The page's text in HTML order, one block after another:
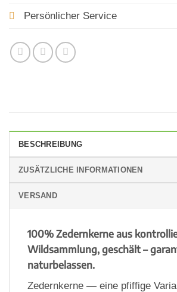
Persönlicher Service
BESCHREIBUNG
ZUSÄTZLICHE INFORMATIONEN
VERSAND
100% Zedernkerne aus
Wildsammlung, geschält –
naturbelassen.
Zedernkerne — eine pfiffige